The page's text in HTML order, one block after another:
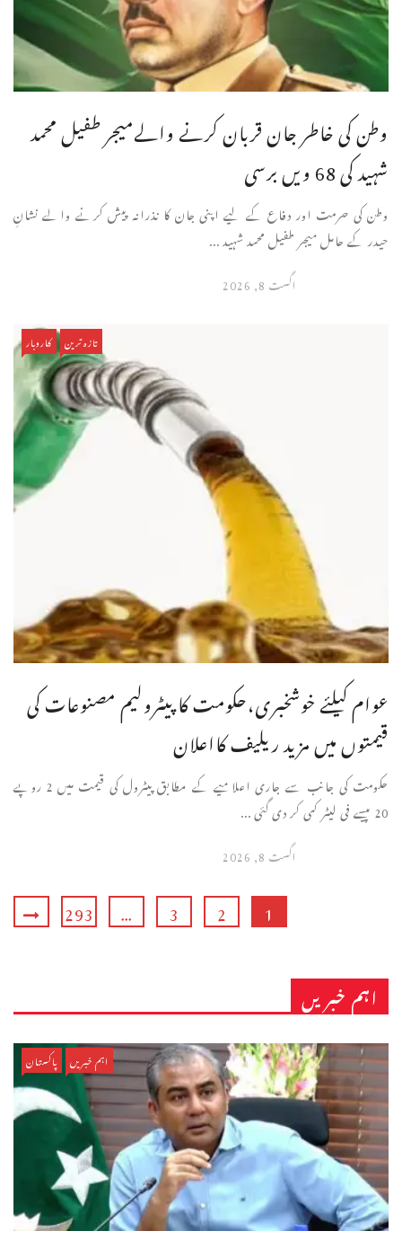
وطن کی خاطر جان قربان کرنے والےمیجر طفیل محمد
شہید کی 68 ویں برسی
وطن کی حرمت اور دفاع کے لیے اپنی جان کا نذرانہ پیش کرنے والے نشانِ
حیدر کے حامل میجر طفیل محمد شہید ...
اگست 8, 2026
تازہ ترین کاروبار
عوام کیلئے خوشخبری،حکومت کا پیٹرولیم مصنوعات کی
قیمتوں میں مزید ریلیف کااعلان
حکومت کی جانب سے جاری اعلامیے کے مطابق پیٹرول کی قیمت میں 2 روپے
20 پیسے فی لیٹر کمی کر دی گئی ...
اگست 8, 2026
1
2
3
…
293
اہم خبریں
اہم خبریں پاکستان